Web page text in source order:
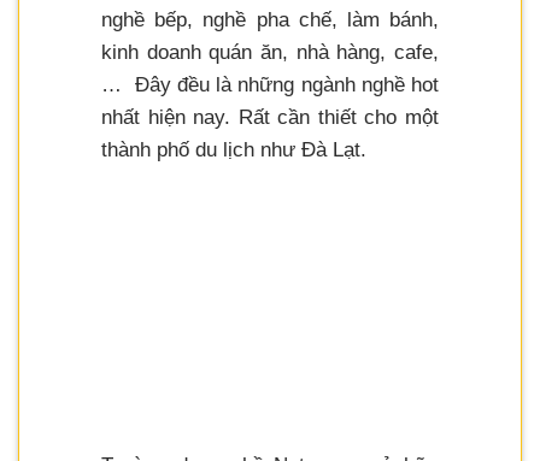
nghề bếp, nghề pha chế, làm bánh,
kinh doanh quán ăn, nhà hàng, cafe,
… Đây đều là những ngành nghề hot
nhất hiện nay. Rất cần thiết cho một
thành phố du lịch như Đà Lạt.